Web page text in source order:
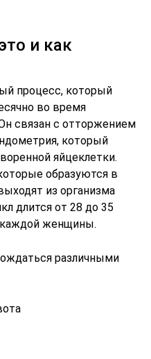
и как
процесс, который
во время
связан с отторжением
который
яйцеклетки.
образуются в
из организма
длится от 28 до 35
женщины.
различными